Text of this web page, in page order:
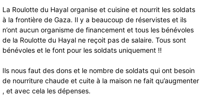
La Roulotte du Hayal organise et cuisine et nourrit les soldats
à la frontière de Gaza. Il y a beaucoup de réservistes et ils
n’ont aucun organisme de financement et tous les bénévoles
de la Roulotte du Hayal ne reçoit pas de salaire. Tous sont
bénévoles et le font pour les soldats uniquement !!
Ils nous faut des dons et le nombre de soldats qui ont besoin
de nourriture chaude et cuite à la maison ne fait qu’augmenter
, et avec cela les dépenses.